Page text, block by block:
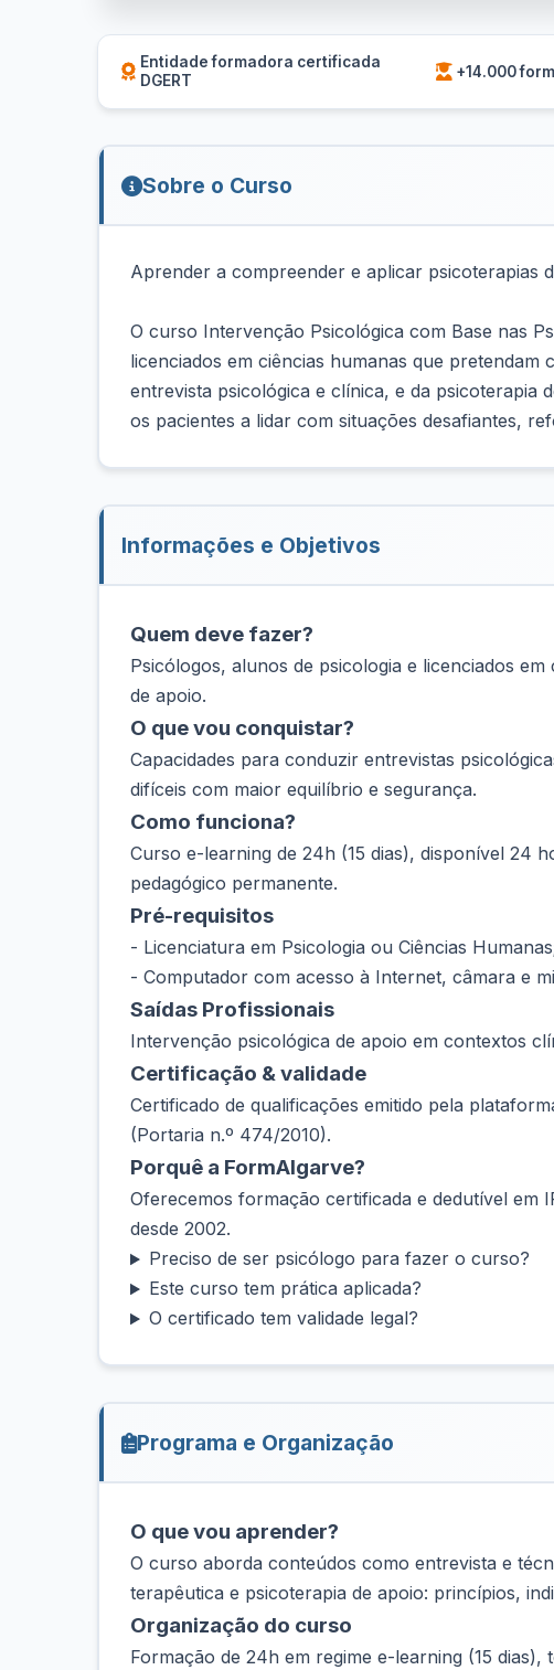
Entidade formadora certificada
DGERT
+14.000
Sobre o Curso
Aprender a compreender e aplicar psicoterapias
O curso Intervenção Psicológica com Base nas
licenciados em ciências humanas que
entrevista psicológica e clínica, e da psicoterapia
os pacientes a lidar com situações desafiantes,
Informações e Objetivos
Quem deve fazer?
Psicólogos, alunos de psicologia e licenciados
de apoio.
O que vou conquistar?
Capacidades para conduzir entrevistas
difíceis com maior equilíbrio e segurança.
Como funciona?
Curso e-learning de 24h (15 dias), disponível 24
pedagógico permanente.
Pré-requisitos
- Licenciatura em Psicologia ou Ciências
- Computador com acesso à Internet, câmara e
Saídas Profissionais
Intervenção psicológica de apoio em contextos
Certificação & validade
Certificado de qualificações emitido pela
(Portaria n.º 474/2010).
Porquê a FormAlgarve?
Oferecemos formação certificada e dedutível em
desde 2002.
Preciso de ser psicólogo para fazer o curso?
Este curso tem prática aplicada?
O certificado tem validade legal?
Programa e Organização
O que vou aprender?
O curso aborda conteúdos como entrevista e
terapêutica e psicoterapia de apoio: princípios,
Organização do curso
Formação de 24h em regime e-learning (15